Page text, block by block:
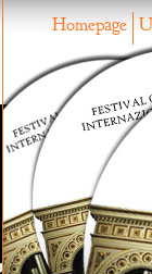
Homepage